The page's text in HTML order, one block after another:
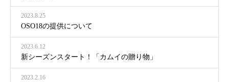
2023.8.25
OSO18の提供について
2023.6.12
新シーズンスタート！「カムイの贈り物」
2023.2.16